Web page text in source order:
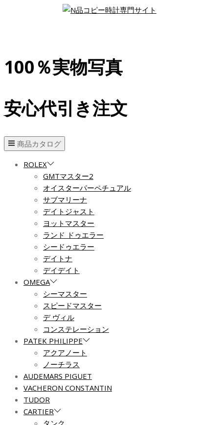
100％実物写真
安心代引き注文
商品カタログ
ROLEX
GMTマスター2
オイスターパーペチュアル
サブマリーナ
デイトジャスト
ヨットマスター
ランド ドゥエラー
シードゥエラー
デイトナ
デイデイト
OMEGA
シーマスター
スピードマスター
デ ヴィル
コンステレーション
PATEK PHILIPPE
アクアノート
ノーチラス
AUDEMARS PIGUET
VACHERON CONSTANTIN
TUDOR
CARTIER
タンク